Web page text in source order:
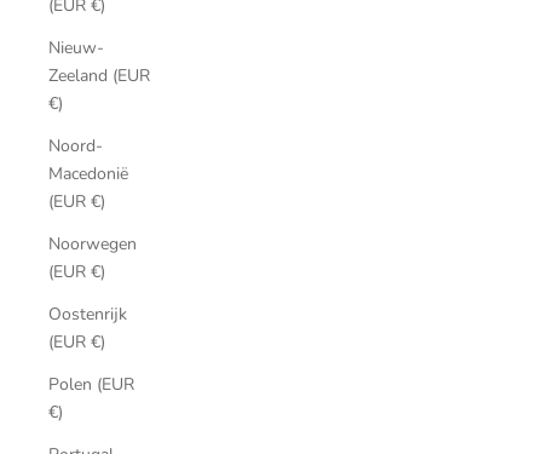
(EUR €)
Nieuw-
Zeeland (EUR
€)
Noord-
Macedonië
(EUR €)
Noorwegen
(EUR €)
Oostenrijk
(EUR €)
Polen (EUR
€)